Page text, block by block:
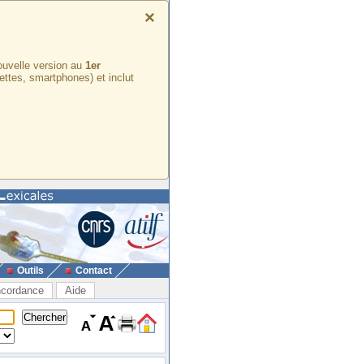
×
version au 1er
smartphones) et inclut
Outils Contact
Aide